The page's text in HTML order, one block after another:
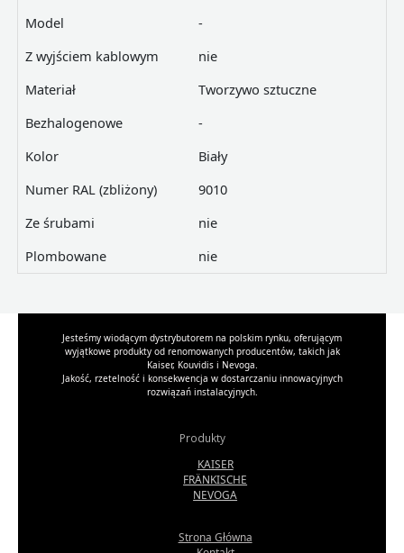
Model
-
Z wyjściem kablowym
nie
Materiał
Tworzywo sztuczne
Bezhalogenowe
-
Kolor
Biały
Numer RAL (zbliżony)
9010
Ze śrubami
nie
Plombowane
nie
Jesteśmy wiodącym dystrybutorem na polskim rynku, oferującym
wyjątkowe produkty od renomowanych producentów, takich jak
Kaiser, Kouvidis i Nevoga.
Jakość, rzetelność i konsekwencja w dostarczaniu innowacyjnych
rozwiązań instalacyjnych.
Produkty
KAISER
FRÄNKISCHE
NEVOGA
Strona Główna